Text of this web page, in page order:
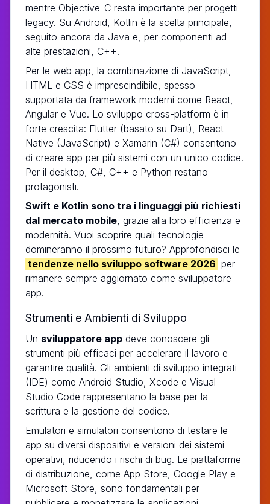
mentre Objective-C resta importante per progetti
legacy. Su Android, Kotlin è la scelta principale,
seguito ancora da Java e, per componenti ad
alte prestazioni, C++.
Per le web app, la combinazione di JavaScript,
HTML e CSS è imprescindibile, spesso
supportata da framework moderni come React,
Angular e Vue. Lo sviluppo cross-platform è in
forte crescita: Flutter (basato su Dart), React
Native (JavaScript) e Xamarin (C#) consentono
di creare app per più sistemi con un unico codice.
Per il desktop, C#, C++ e Python restano
protagonisti.
Swift e Kotlin sono tra i linguaggi più richiesti
dal mercato mobile , grazie alla loro efficienza e
modernità. Vuoi scoprire quali tecnologie
domineranno il prossimo futuro? Approfondisci le
tendenze nello sviluppo software 2026 per
rimanere sempre aggiornato come sviluppatore
app.
Strumenti e Ambienti di Sviluppo
Un sviluppatore app deve conoscere gli
strumenti più efficaci per accelerare il lavoro e
garantire qualità. Gli ambienti di sviluppo integrati
(IDE) come Android Studio, Xcode e Visual
Studio Code rappresentano la base per la
scrittura e la gestione del codice.
Emulatori e simulatori consentono di testare le
app su diversi dispositivi e versioni dei sistemi
operativi, riducendo i rischi di bug. Le piattaforme
di distribuzione, come App Store, Google Play e
Microsoft Store, sono fondamentali per